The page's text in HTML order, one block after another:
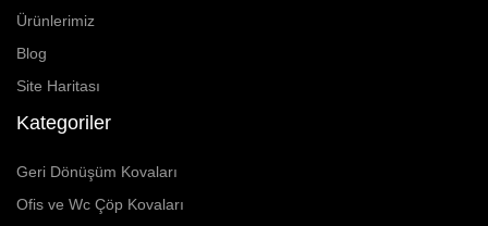
Ürünlerimiz
Blog
Site Haritası
Kategoriler
Geri Dönüşüm Kovaları
Ofis ve Wc Çöp Kovaları